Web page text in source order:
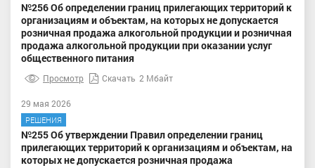
№256 Об определении границ прилегающих территорий к
организациям и объектам, на которых не допускается
розничная продажа алкогольной продукции и розничная
продажа алкогольной продукции при оказании услуг
общественного питания
Просмотр Скачать 2 Мбайт
29 мая 2026
РЕШЕНИЯ
№255 Об утверждении Правил определении границ
прилегающих территорий к организациям и объектам, на
которых не допускается розничная продажа